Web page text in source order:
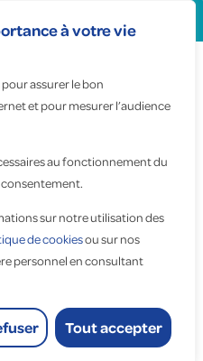
à votre vie
assurer le bon
et pour mesurer l’audience
au fonctionnement du
consentement.
sur notre utilisation des
de cookiesou sur nos
personnel en consultant
Tout accepter
de
de
Nord -
IDF - Nord - Normandie
de Lille -
IDF - Nord -